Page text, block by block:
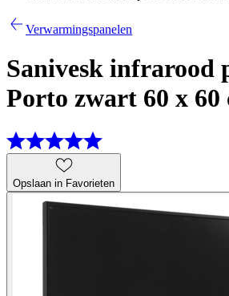
Verwarmingspanelen
Sanivesk infrarood
Porto zwart 60 x 60
Opslaan in Favorieten